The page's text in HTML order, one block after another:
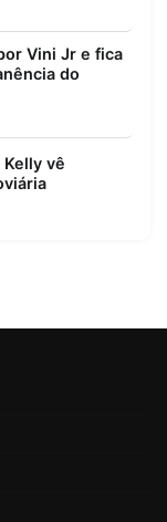
Vini Jr e fica
do
vê